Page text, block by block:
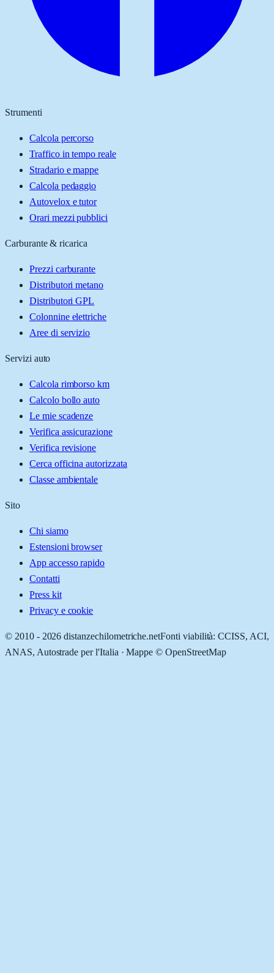
Strumenti
Calcola percorso
Traffico in tempo reale
Stradario e mappe
Calcola pedaggio
Autovelox e tutor
Orari mezzi pubblici
Carburante & ricarica
Prezzi carburante
Distributori metano
Distributori GPL
Colonnine elettriche
Aree di servizio
Servizi auto
Calcola rimborso km
Calcolo bollo auto
Le mie scadenze
Verifica assicurazione
Verifica revisione
Cerca officina autorizzata
Classe ambientale
Sito
Chi siamo
Estensioni browser
App accesso rapido
Contatti
Press kit
Privacy e cookie
© 2010 - 2026 distanzechilometriche.netFonti viabilità: CCISS, ACI,
ANAS, Autostrade per l'Italia · Mappe © OpenStreetMap